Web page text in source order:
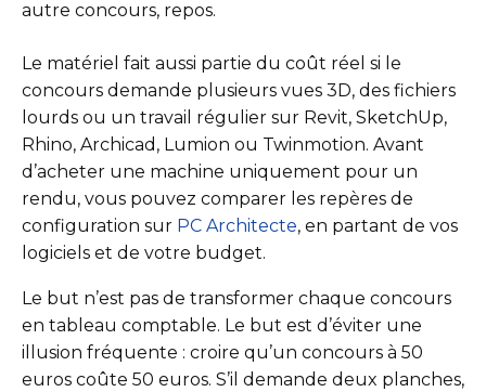
autre concours, repos.
Le matériel fait aussi partie du coût réel si le
concours demande plusieurs vues 3D, des fichiers
lourds ou un travail régulier sur Revit, SketchUp,
Rhino, Archicad, Lumion ou Twinmotion. Avant
d’acheter une machine uniquement pour un
rendu, vous pouvez comparer les repères de
configuration sur PC Architecte, en partant de vos
logiciels et de votre budget.
Le but n’est pas de transformer chaque concours
en tableau comptable. Le but est d’éviter une
illusion fréquente : croire qu’un concours à 50
euros coûte 50 euros. S’il demande deux planches,